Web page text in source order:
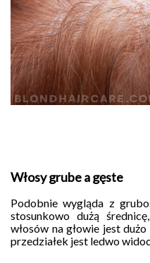
Włosy grube a gęste
Podobnie wygląda z
stosunkowo dużą
włosów na głowie jest
przedziałek jest ledwo